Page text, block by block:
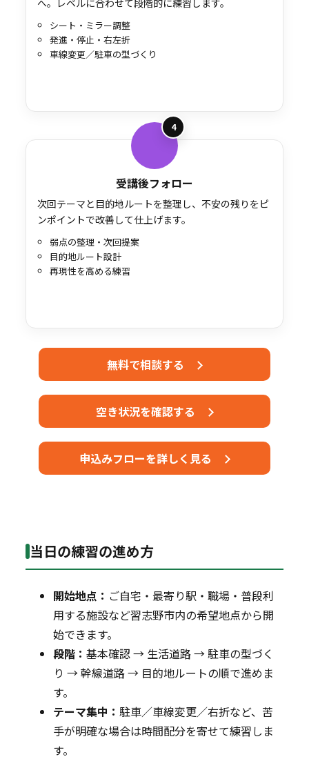
シート・ミラー調整
発進・停止・右左折
車線変更／駐車の型づくり
4
受講後フォロー
次回テーマと目的地ルートを整理し、不安の残りをピ
ンポイントで改善して仕上げます。
弱点の整理・次回提案
目的地ルート設計
再現性を高める練習
無料で相談する
空き状況を確認する
申込みフローを詳しく見る
当日の練習の進め方
開始地点： ご自宅・最寄り駅・職場・普段利
用する施設など習志野市内の希望地点から開
始できます。
段階：基本確認 → 生活道路 → 駐車の型づく
り → 幹線道路 → 目的地ルートの順で進めま
す。
テーマ集中：駐車／車線変更／右折など、苦
手が明確な場合は時間配分を寄せて練習しま
す。